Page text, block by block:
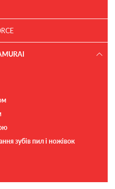
зубів пил і ножівок